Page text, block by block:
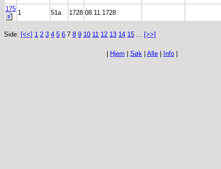
175
1 51a 1728 08.11.1728
Side: [<<] 1 2 3 4 5 6 7 8 9 10 11 12 13 14 15 ... [>>]
Hjem Søk Alle Info